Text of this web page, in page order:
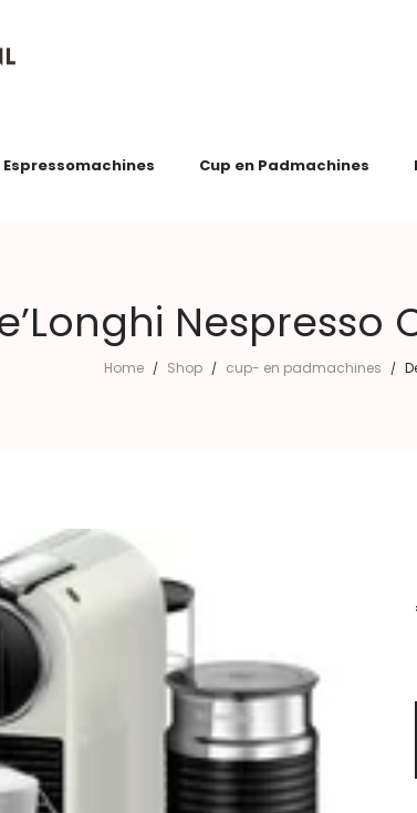
Espressomachines Cup en Padmachines
Nespresso
Home / Shop / cup- en padmachines /